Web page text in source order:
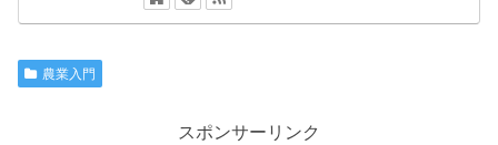
農業入門
スポンサーリンク